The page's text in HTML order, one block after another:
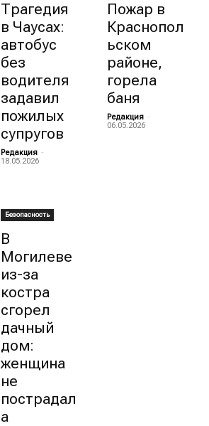
Трагедия
в Чаусах:
автобус
без
водителя
задавил
пожилых
супругов
Редакция -
18.05.2026
Пожар в
Краснопол
ьском
районе,
горела
баня
Редакция -
06.05.2026
Безопасность
В
Могилеве
из-за
костра
сгорел
дачный
дом:
женщина
не
пострадал
а